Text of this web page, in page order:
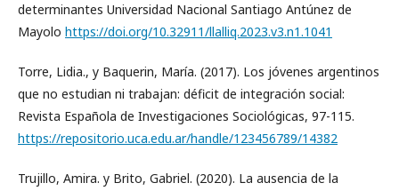
determinantes Universidad Nacional Santiago Antúnez de
Mayolo https://doi.org/10.32911/llalliq.2023.v3.n1.1041
Torre, Lidia., y Baquerin, María. (2017). Los jóvenes argentinos
que no estudian ni trabajan: déficit de integración social:
Revista Española de Investigaciones Sociológicas, 97-115.
https://repositorio.uca.edu.ar/handle/123456789/14382
Trujillo, Amira. y Brito, Gabriel. (2020). La ausencia de la